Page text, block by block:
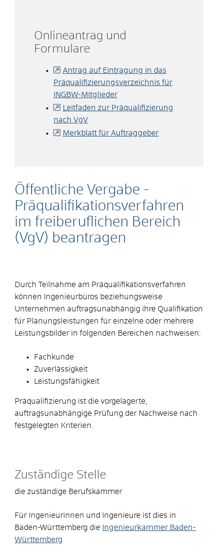
Öffentliche Vergabe -
Präqualifikationsverfahren
im freiberuflichen Bereich
(VgV) beantragen
Durch Teilnahme am Präqualifikationsverfahren
können Ingenieurbüros beziehungsweise
Unternehmen auftragsunabhängig ihre Qualifikation
für Planungsleistungen für einzelne oder mehrere
Leistungsbilder in folgenden Bereichen nachweisen:
Fachkunde
Zuverlässigkeit
Leistungsfähigkeit
Präqualifizierung ist die vorgelagerte,
auftragsunabhängige Prüfung der Nachweise nach
festgelegten Kriterien.
Onlineantrag und
Formulare
Antrag auf Eintragung in das
Präqualifizierungsverzeichnis für
INGBW-Mitglieder
Leitfaden zur Präqualifizierung
nach VgV
Merkblatt für Auftraggeber
Zuständige Stelle
die zuständige Berufskammer
Für Ingenieurinnen und Ingenieure ist dies in
Baden-Württemberg die
Ingenieurkammer Baden-
Württemberg